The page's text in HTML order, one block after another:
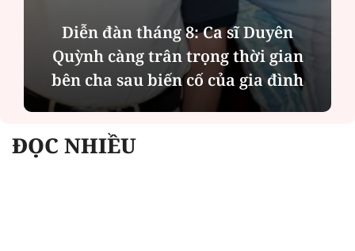
Diễn đàn tháng 8: Ca sĩ Duyên
Quỳnh càng trân trọng thời gian
bên cha sau biến cố của gia đình
ĐỌC NHIỀU